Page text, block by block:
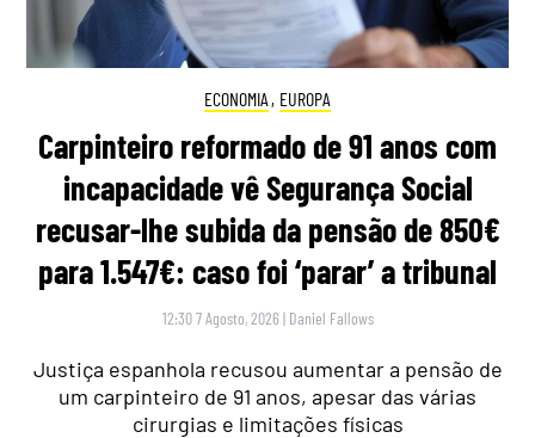
ECONOMIA , EUROPA
Carpinteiro reformado de 91 anos com
incapacidade vê Segurança Social
recusar-lhe subida da pensão de 850€
para 1.547€: caso foi ‘parar’ a tribunal
12:30 7 Agosto, 2026 | Daniel Fallows
Justiça espanhola recusou aumentar a pensão de
um carpinteiro de 91 anos, apesar das várias
cirurgias e limitações físicas